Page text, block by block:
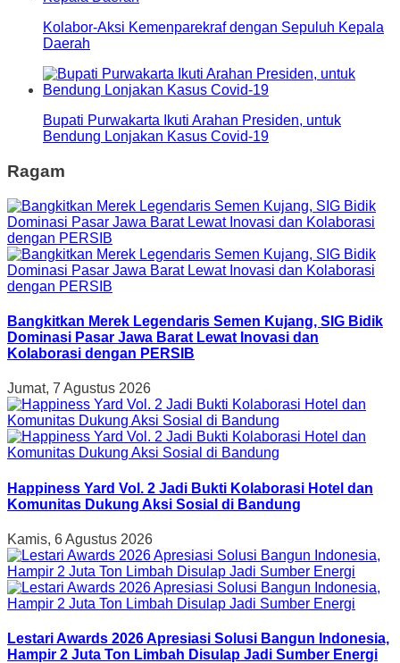
Kolabor-Aksi Kemenparekraf dengan Sepuluh Kepala
Daerah
Bupati Purwakarta Ikuti Arahan Presiden, untuk
Bendung Lonjakan Kasus Covid-19
Ragam
Bangkitkan Merek Legendaris Semen Kujang, SIG Bidik
Dominasi Pasar Jawa Barat Lewat Inovasi dan
Kolaborasi dengan PERSIB
Jumat, 7 Agustus 2026
Happiness Yard Vol. 2 Jadi Bukti Kolaborasi Hotel dan
Komunitas Dukung Aksi Sosial di Bandung
Kamis, 6 Agustus 2026
Lestari Awards 2026 Apresiasi Solusi Bangun Indonesia,
Hampir 2 Juta Ton Limbah Disulap Jadi Sumber Energi